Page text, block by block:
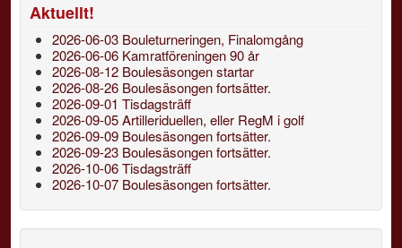
Aktuellt!
2026-06-03 Bouleturneringen, Finalomgång
2026-06-06 Kamratföreningen 90 år
2026-08-12 Boulesäsongen startar
2026-08-26 Boulesäsongen fortsätter.
2026-09-01 Tisdagsträff
2026-09-05 Artilleriduellen, eller RegM i golf
2026-09-09 Boulesäsongen fortsätter.
2026-09-23 Boulesäsongen fortsätter.
2026-10-06 Tisdagsträff
2026-10-07 Boulesäsongen fortsätter.